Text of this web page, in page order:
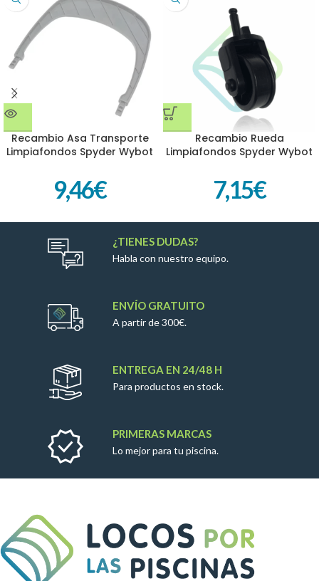
Recambio Asa Transporte
Limpiafondos Spyder Wybot
9,46€
Recambio Rueda
Limpiafondos Spyder Wybot
7,15€
¿TIENES DUDAS?
Habla con nuestro equipo.
ENVÍO GRATUITO
A partir de 300€.
ENTREGA EN 24/48 H
Para productos en stock.
PRIMERAS MARCAS
Lo mejor para tu piscina.